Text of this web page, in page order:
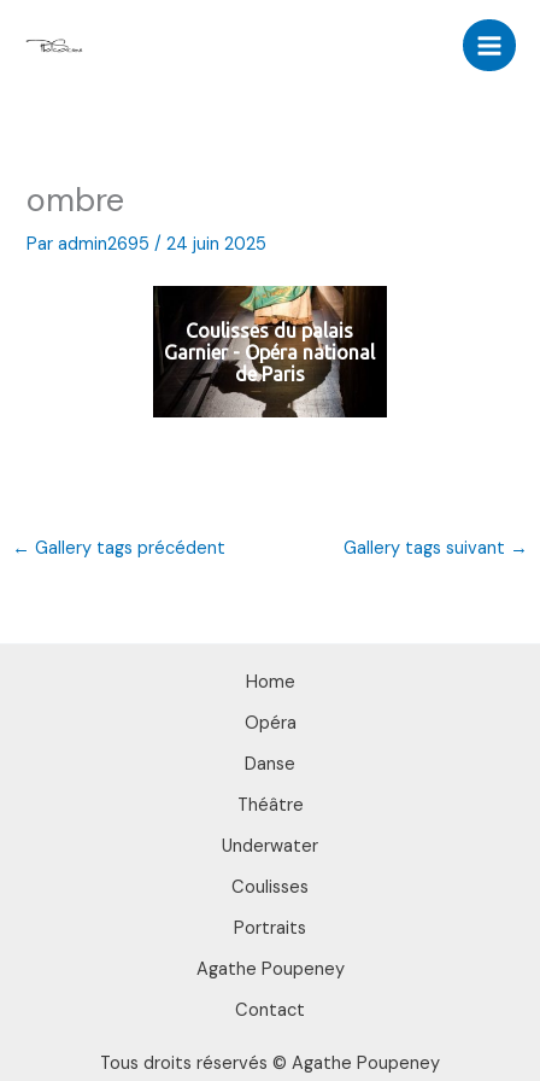
ombre
Paradmin2695/24 juin 2025
Coulisses du palais
Garnier - Opéra national
de Paris
← Gallery tags précédent Gallery tags suivant →
Home
Opéra
Danse
Théâtre
Underwater
Coulisses
Portraits
Agathe Poupeney
Contact
Tous droits réservés © Agathe Poupeney